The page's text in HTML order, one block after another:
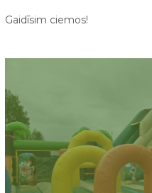
Gaidīsim ciemos!